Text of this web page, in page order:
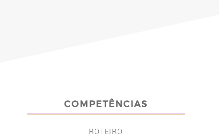
COMPETÊNCIAS
ROTEIRO